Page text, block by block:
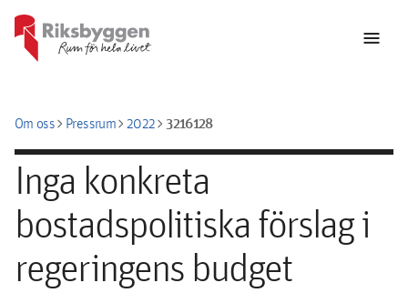
menu
Om osschevron_rightPressrumchevron_right2022chevron_right3216128
Inga konkreta
bostadspolitiska förslag i
regeringens budget